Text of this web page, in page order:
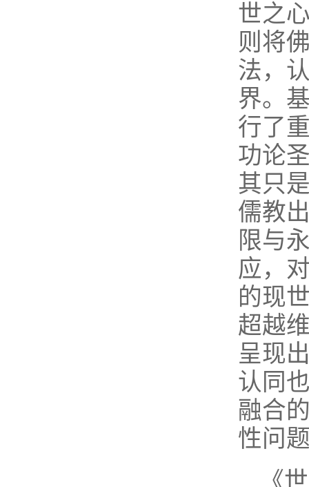
世之
则将
法，
界。
行了
功论
其只
儒教
限与
应，
的现
超越
呈现
认同
融合
性问
《